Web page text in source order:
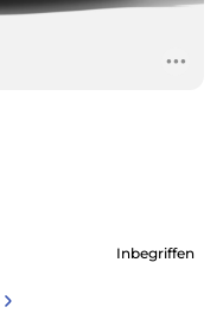
Inbegriffen